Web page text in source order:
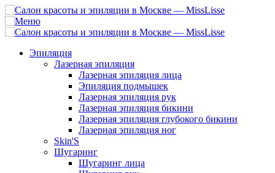
Эпиляция
Лазерная эпиляция
Лазерная эпиляция лица
Эпиляция подмышек
Лазерная эпиляция рук
Лазерная эпиляция бикини
Лазерная эпиляция глубокого бикини
Лазерная эпиляция ног
Skin'S
Шугаринг
Шугаринг лица